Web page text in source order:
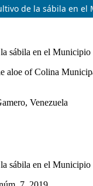
de la sábila en el